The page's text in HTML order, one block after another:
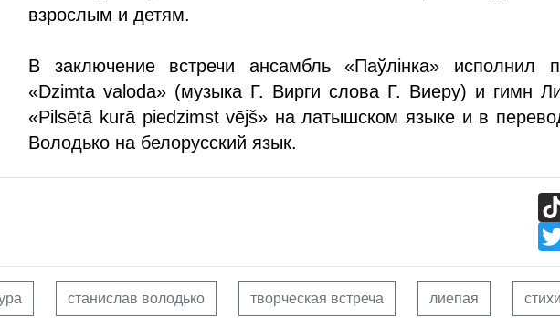
взрослым и детям.
В заключение встречи ансамбль «Паўлінка» исполнил
«Dzimta valoda» (музыка Г. Вирги слова Г. Виеру) и гимн
«Pilsētā kurā piedzimst vējš» на латышском языке и в
Володько на белорусский язык.
станислав володько творческая встреча лиепая стихи